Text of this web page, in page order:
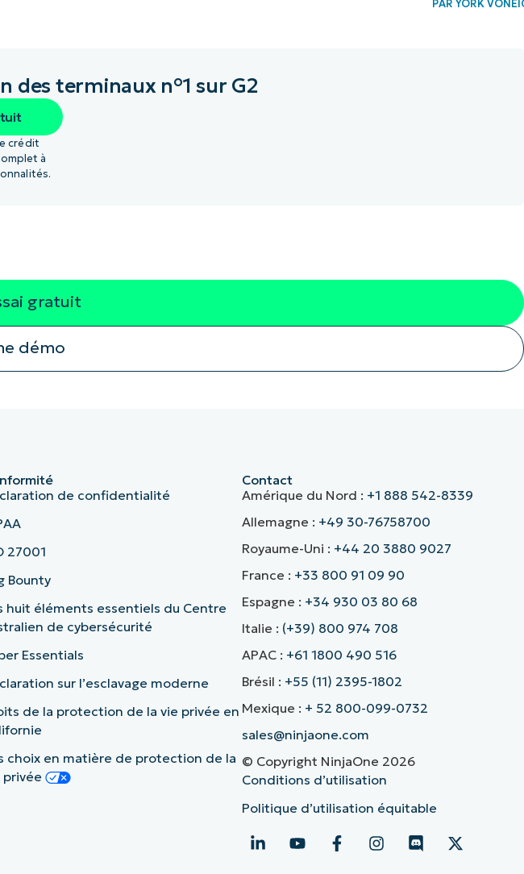
PAR YORK
des terminaux n°1 sur G2
crédit
à
gratuit
démo
de confidentialité
27001
Bounty
huit éléments essentiels du Centre
de cybersécurité
Essentials
sur l’esclavage moderne
de la protection de la vie privée en
choix en matière de protection de la
privée
Contact
Amérique du Nord : +1 888 542-8339
Allemagne : +49 30-76758700
Royaume-Uni : +44 20 3880 9027
France : +33 800 91 09 90
Espagne : +34 930 03 80 68
Italie : (+39) 800 974 708
APAC : +61 1800 490 516
Brésil : +55 (11) 2395-1802
Mexique : + 52 800-099-0732
sales@ninjaone.com
© Copyright NinjaOne 2026
Conditions d’utilisation
Politique d’utilisation équitable